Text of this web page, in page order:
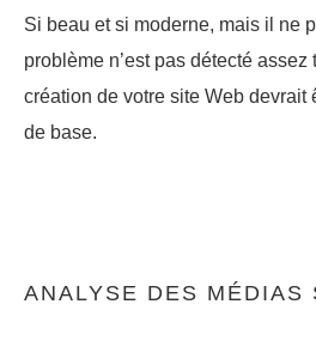
Si beau et si moderne, mais il ne
problème n’est pas détecté
création de votre site Web devrait
de base.
ANALYSE DES MÉDIAS